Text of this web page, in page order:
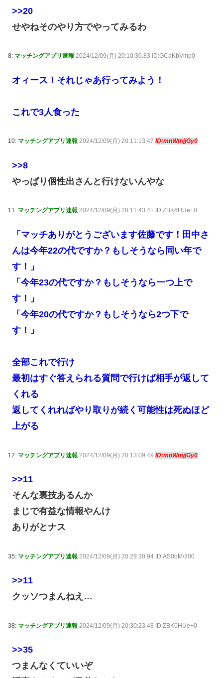
>>20
せやねそのやり方でやってみるわ
8: マッチングアプリ速報 2024/12/09(月) 20:10:30.83 ID:GCaKbVmp0
オィース！それじゃあ行ってみよう！
これで3人食った
10: マッチングアプリ速報 2024/12/09(月) 20:11:13.47 ID:mnWmjjGy0
>>8
やっぱり個性出さんと行けないんやな
11: マッチングアプリ速報 2024/12/09(月) 20:11:43.41 ID:ZBK6HUe+0
「マッチありがとうございます佐藤です！田中さ
んは今年22の代ですか？もしそうなら同い年で
す！」
「今年23の代ですか？もしそうなら一つ上で
す！」
「今年20の代ですか？もしそうなら2つ下で
す！」
全部これで行け
最初はすぐ答えられる質問で行けば相手が返して
くれる
返してくれればやり取りが続く可能性は死ぬほど
上がる
12: マッチングアプリ速報 2024/12/09(月) 20:13:09.49 ID:mnWmjjGy0
>>11
そんな裏技あるんか
まじで有益な情報やんけ
ありがとナス
35: マッチングアプリ速報 2024/12/09(月) 20:29:30.94 ID:AS0bM/300
>>11
クッソつまんねえ…
38: マッチングアプリ速報 2024/12/09(月) 20:30:23.48 ID:ZBK6HUe+0
>>35
つまんなくていいぞ